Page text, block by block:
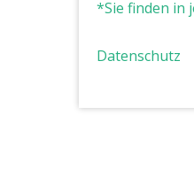
*Sie finden in
Datenschutz